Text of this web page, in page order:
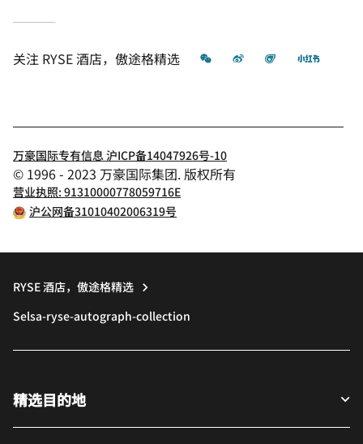
关注 RYSE 酒店，傲途格精选 微信 微博 飞猪 小红书
万豪国际专有信息 沪ICP备14047926号-10
© 1996 - 2023 万豪国际集团. 版权所有
营业执照: 91310000778059716E
沪公网备31010402006319号
RYSE 酒店，傲途格精选
Selsa-ryse-autograph-collection
精选目的地